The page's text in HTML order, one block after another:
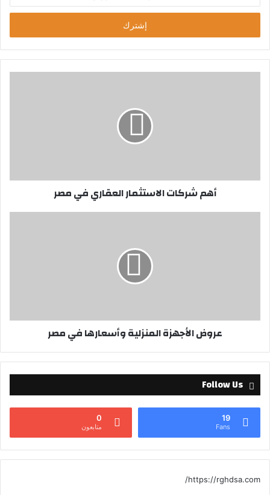
خ
ب
ر
أهم شركات الاستثمار العقاري في مصر
عروض الأجهزة المنزلية وأسعارها في مصر
Follow Us
19
Fans
0
متابعون
https://rghdsa.com/